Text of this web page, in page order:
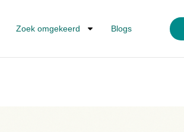
Zoek omgekeerd Blogs